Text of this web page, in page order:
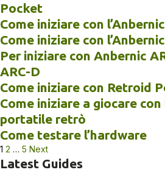
Pocket
Come iniziare con
Come iniziare con
Per iniziare con Anbernic
ARC-D
Come iniziare con Retroid
Come iniziare a giocare
portatile retrò
Come testare l’hardware
Paginazione
degli
1 2 … 5 Next
Latest Guides